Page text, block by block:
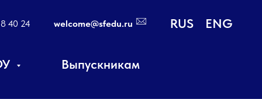
40 24 welcome@sfedu.ru RUS ENG
Выпускникам